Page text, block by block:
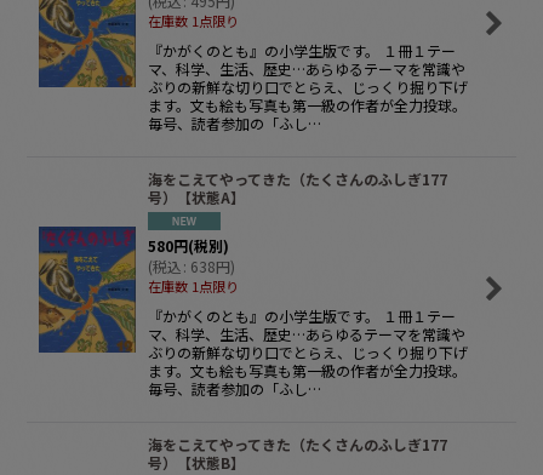
在庫数 1点限り
『かがくのとも』の小学生版です。 １冊１テー
マ、科学、生活、歴史…あらゆるテーマを常識や
ぶりの新鮮な切り口でとらえ、じっくり掘り下げ
ます。文も絵も写真も第一級の作者が全力投球。
毎号、読者参加の「ふし…
海をこえてやってきた（たくさんのふしぎ177
号）【状態A】
580円(税別)
(税込: 638円)
在庫数 1点限り
『かがくのとも』の小学生版です。 １冊１テー
マ、科学、生活、歴史…あらゆるテーマを常識や
ぶりの新鮮な切り口でとらえ、じっくり掘り下げ
ます。文も絵も写真も第一級の作者が全力投球。
毎号、読者参加の「ふし…
海をこえてやってきた（たくさんのふしぎ177
号）【状態B】